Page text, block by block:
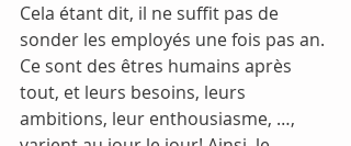
Cela étant dit, il ne suffit pas de
sonder les employés une fois pas an.
Ce sont des êtres humains après
tout, et leurs besoins, leurs
ambitions, leur enthousiasme, …,